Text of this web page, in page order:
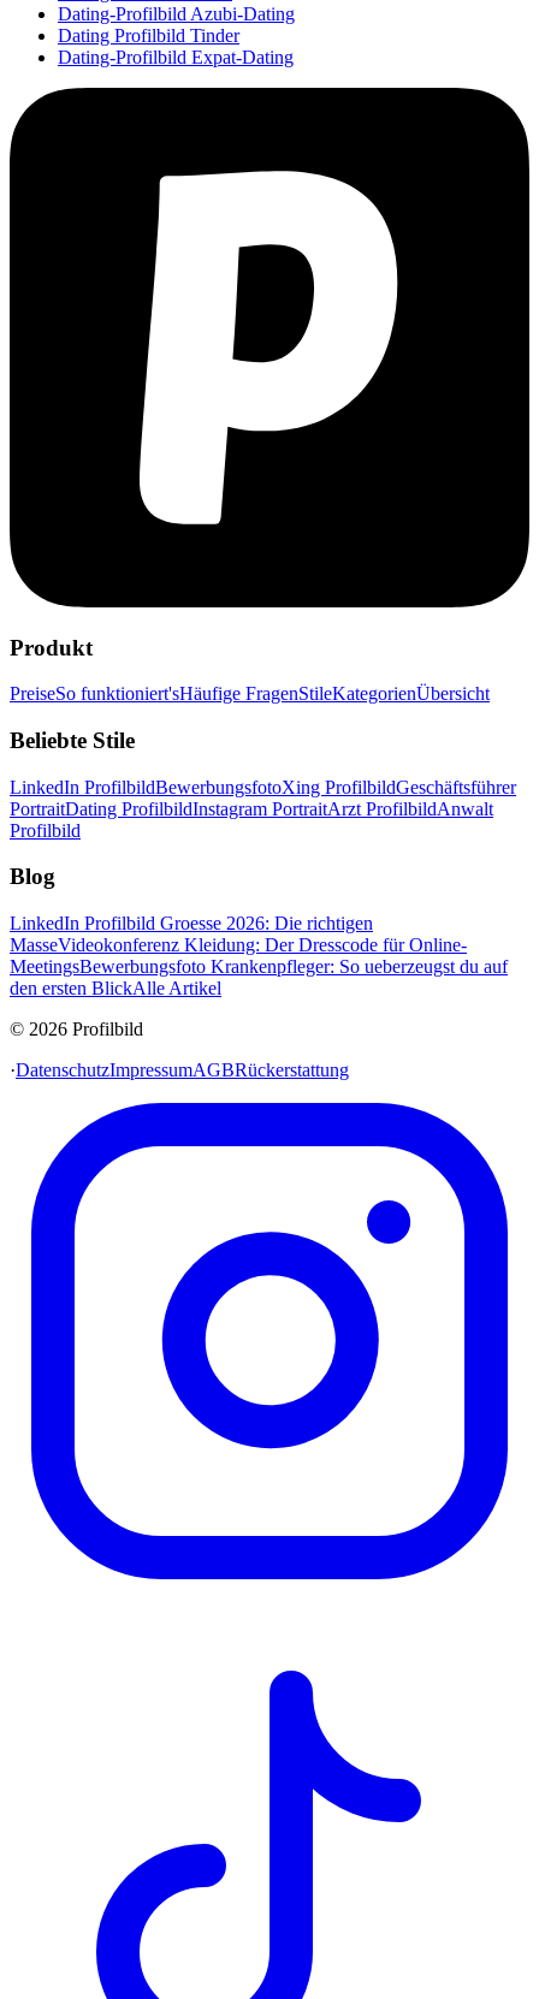
Dating-Profilbild Azubi-Dating
Dating Profilbild Tinder
Dating-Profilbild Expat-Dating
Produkt
PreiseSo funktioniert'sHäufige FragenStileKategorienÜbersicht
Beliebte Stile
LinkedIn ProfilbildBewerbungsfotoXing ProfilbildGeschäftsführer
PortraitDating ProfilbildInstagram PortraitArzt ProfilbildAnwalt
Profilbild
Blog
LinkedIn Profilbild Groesse 2026: Die richtigen
MasseVideokonferenz Kleidung: Der Dresscode für Online-
MeetingsBewerbungsfoto Krankenpfleger: So ueberzeugst du auf
den ersten BlickAlle Artikel
© 2026 Profilbild
·DatenschutzImpressumAGBRückerstattung